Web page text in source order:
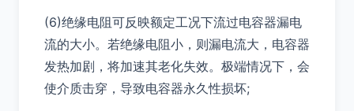
(6)绝缘电阻可反映额定工况下流过电容器漏电
流的大小。若绝缘电阻小，则漏电流大，电容器
发热加剧，将加速其老化失效。极端情况下，会
使介质击穿，导致电容器永久性损坏;